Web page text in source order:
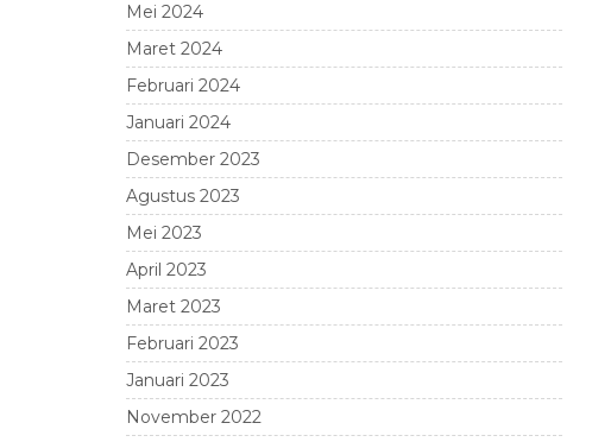
Mei 2024
Maret 2024
Februari 2024
Januari 2024
Desember 2023
Agustus 2023
Mei 2023
April 2023
Maret 2023
Februari 2023
Januari 2023
November 2022